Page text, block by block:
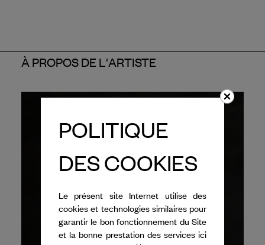
À PROPOS DE L'ARTISTE
POLITIQUE
DES COOKIES
Le présent site Internet utilise des
cookies et technologies similaires pour
garantir le bon fonctionnement du Site
et la bonne prestation des services ici